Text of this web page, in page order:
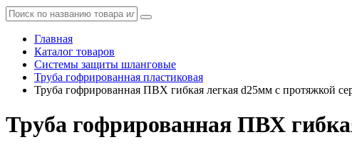
Главная
Каталог товаров
Системы защиты шланговые
Труба гофрированная пластиковая
Труба гофрированная ПВХ гибкая легкая d25мм с протяжкой
Труба гофрированная ПВХ